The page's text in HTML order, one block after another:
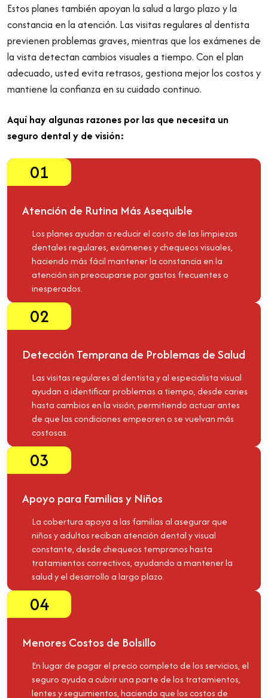
Estos planes también apoyan la salud a largo plazo y la
constancia en la atención. Las visitas regulares al dentista
previenen problemas graves, mientras que los exámenes de
la vista detectan cambios visuales a tiempo. Con el plan
adecuado, usted evita retrasos, gestiona mejor los costos y
mantiene la confianza en su cuidado continuo.
Aquí hay algunas razones por las que necesita un
seguro dental y de visión:
01
Atención de Rutina Más Asequible
Los planes ayudan a reducir el costo de las limpiezas
dentales regulares, exámenes y chequeos visuales,
haciendo más fácil mantener la constancia en la
atención sin preocuparse por gastos frecuentes o
inesperados.
02
Detección Temprana de Problemas de Salud
Las visitas regulares al dentista y al especialista visual
ayudan a identificar problemas a tiempo, desde caries
hasta cambios en la visión, permitiendo actuar antes
de que las condiciones empeoren o se vuelvan más
costosas.
03
Apoyo para Familias y Niños
La cobertura apoya a las familias al asegurar que
niños y adultos reciban atención dental y visual
constante, desde chequeos tempranos hasta
tratamientos correctivos, ayudando a mantener la
salud y el desarrollo a largo plazo.
04
Menores Costos de Bolsillo
En lugar de pagar el precio completo de los servicios, el
seguro ayuda a cubrir una parte de los tratamientos,
lentes y seguimientos, haciendo que los costos de